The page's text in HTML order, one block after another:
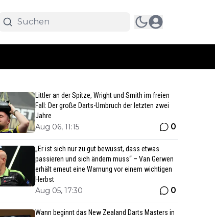
Littler an der Spitze, Wright und Smith im freien
Fall: Der große Darts-Umbruch der letzten zwei
Jahre
Aug 06, 11:15 0
„Er ist sich nur zu gut bewusst, dass etwas
passieren und sich ändern muss“ – Van Gerwen
erhält erneut eine Warnung vor einem wichtigen
Herbst
Aug 05, 17:30 0
Wann beginnt das New Zealand Darts Masters in